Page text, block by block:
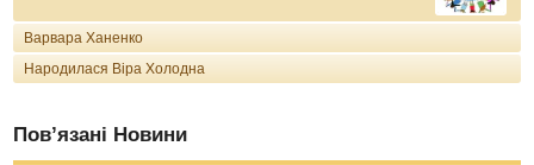
Варвара Ханенко
Народилася Віра Холодна
Пов’язані Новини